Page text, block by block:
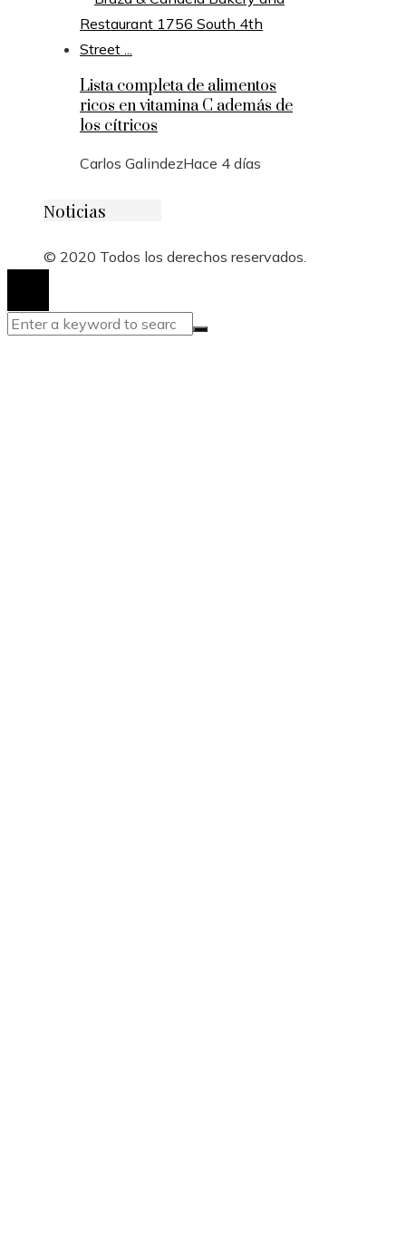
Lista completa de alimentos
ricos en vitamina C además de
los cítricos
Carlos GalindezHace 4 días
Noticias
© 2020 Todos los derechos reservados.